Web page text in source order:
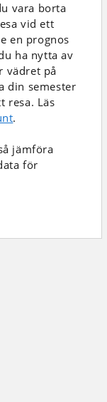
vara borta
vid ett
en prognos
ha nytta av
vädret på
din semester
resa. Läs
.
jämföra
för